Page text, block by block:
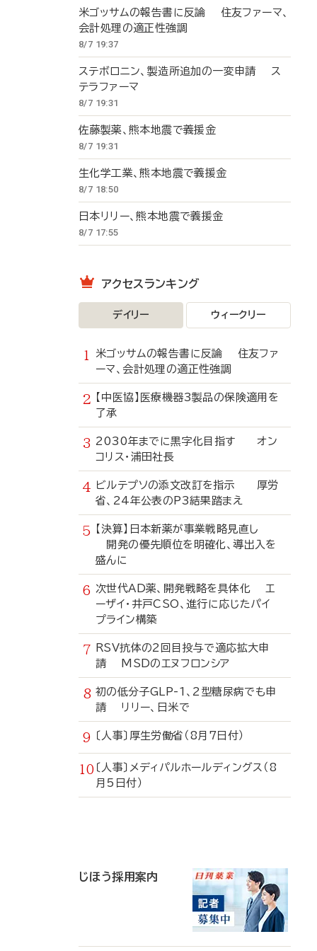
米ゴッサムの報告書に反論 住友ファーマ、
会計処理の適正性強調
8/7 19:37
ステボロニン、製造所追加の一変申請 ス
テラファーマ
8/7 19:31
佐藤製薬、熊本地震で義援金
8/7 19:31
生化学工業、熊本地震で義援金
8/7 18:50
日本リリー、熊本地震で義援金
8/7 17:55
アクセスランキング
デイリー ウィークリー
米ゴッサムの報告書に反論 住友ファ
ーマ、会計処理の適正性強調
【中医協】医療機器3製品の保険適用を
了承
2030年までに黒字化目指す オン
コリス・浦田社長
ビルテプソの添文改訂を指示 厚労
省、24年公表のP3結果踏まえ
【決算】日本新薬が事業戦略見直し
開発の優先順位を明確化、導出入を
盛んに
次世代AD薬、開発戦略を具体化 エ
ーザイ・井戸CSO、進行に応じたパイ
プライン構築
RSV抗体の2回目投与で適応拡大申
請 MSDのエヌフロンシア
初の低分子GLP-1、2型糖尿病でも申
請 リリー、日米で
〔人事〕厚生労働省（8月7日付）
〔人事〕メディパルホールディングス（8
月5日付）
じほう採用案内